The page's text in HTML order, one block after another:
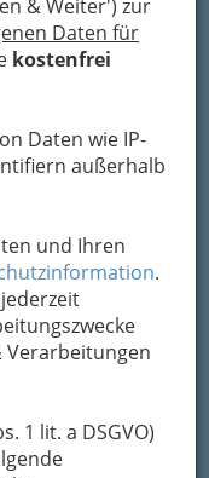
& Weiter') zur
Daten für
kostenfrei
Daten wie IP-
außerhalb
und Ihren
.
Verarbeitungen
1 lit. a DSGVO)
1